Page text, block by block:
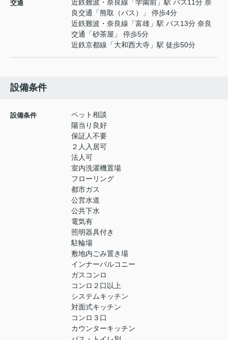
交通 近鉄難波・奈良線 「学園前 」駅 バス11分 奈
良交通「熊取（バス）」 停歩4分
近鉄難波・奈良線 「富雄 」駅 バス13分 奈良
交通「砂茶屋」 停歩5分
近鉄京都線 「大和西大寺 」駅 徒歩50分
設備条件
設備条件
ペット相談
陽当り良好
保証人不要
２人入居可
法人可
室内洗濯機置場
フローリング
都市ガス
公営水道
公共下水
電気有
照明器具付き
駐輪場
敷地内ごみ置き場
インナーバルコニー
ガスコンロ
コンロ２口以上
システムキッチン
対面式キッチン
コンロ３口
カウンターキッチン